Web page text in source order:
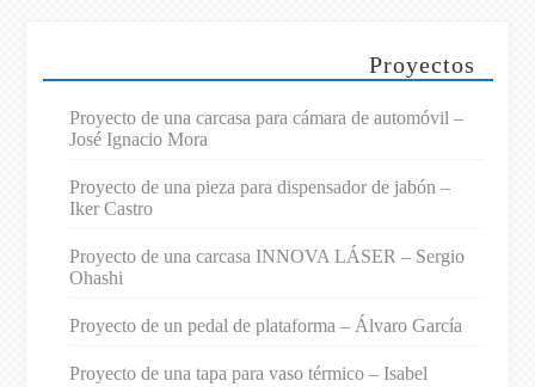
Proyectos
Proyecto de una carcasa para cámara de automóvil –
José Ignacio Mora
Proyecto de una pieza para dispensador de jabón –
Iker Castro
Proyecto de una carcasa INNOVA LÁSER – Sergio
Ohashi
Proyecto de un pedal de plataforma – Álvaro García
Proyecto de una tapa para vaso térmico – Isabel